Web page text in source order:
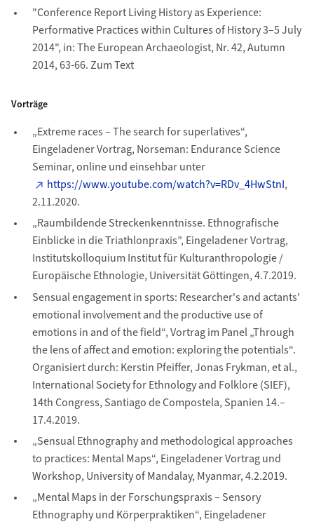
"Conference Report Living History as Experience:
Performative Practices within Cultures of History 3–5 July
2014", in: The European Archaeologist, Nr. 42, Autumn
2014, 63-66. Zum Text
Vorträge
„Extreme races – The search for superlatives“,
Eingeladener Vortrag, Norseman: Endurance Science
Seminar, online und einsehbar unter
https://www.youtube.com/watch?v=RDv_4HwStnI,
2.11.2020.
„Raumbildende Streckenkenntnisse. Ethnografische
Einblicke in die Triathlonpraxis”, Eingeladener Vortrag,
Institutskolloquium Institut für Kulturanthropologie /
Europäische Ethnologie, Universität Göttingen, 4.7.2019.
Sensual engagement in sports: Researcher's and actants'
emotional involvement and the productive use of
emotions in and of the field“, Vortrag im Panel „Through
the lens of affect and emotion: exploring the potentials“.
Organisiert durch: Kerstin Pfeiffer, Jonas Frykman, et al.,
International Society for Ethnology and Folklore (SIEF),
14th Congress, Santiago de Compostela, Spanien 14.–
17.4.2019.
„Sensual Ethnography and methodological approaches
to practices: Mental Maps“, Eingeladener Vortrag und
Workshop, University of Mandalay, Myanmar, 4.2.2019.
„Mental Maps in der Forschungspraxis – Sensory
Ethnography und Körperpraktiken“, Eingeladener